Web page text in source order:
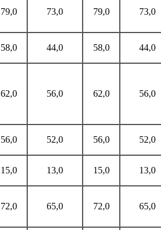
79,0 73,0 79,0 73,0
58,0 44,0 58,0 44,0
62,0 56,0 62,0 56,0
56,0 52,0 56,0 52,0
15,0 13,0 15,0 13,0
72,0 65,0 72,0 65,0